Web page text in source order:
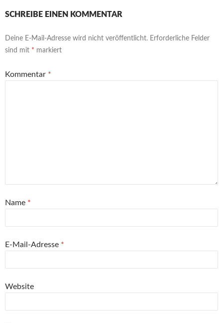
SCHREIBE EINEN KOMMENTAR
Deine E-Mail-Adresse wird nicht veröffentlicht. Erforderliche Felder
sind mit * markiert
Kommentar *
Name *
E-Mail-Adresse *
Website